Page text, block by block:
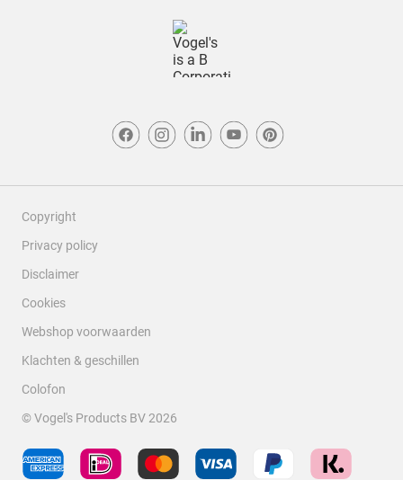
Copyright
Privacy policy
Disclaimer
Cookies
Webshop voorwaarden
Klachten & geschillen
Colofon
© Vogel's Products BV2026